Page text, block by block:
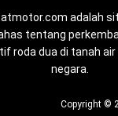
adalah
tentang
roda dua di tanah air
negara.
Copyright ©